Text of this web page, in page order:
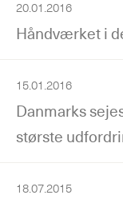
20.01.2016
Håndværket i
15.01.2016
Danmarks
største
18.07.2015